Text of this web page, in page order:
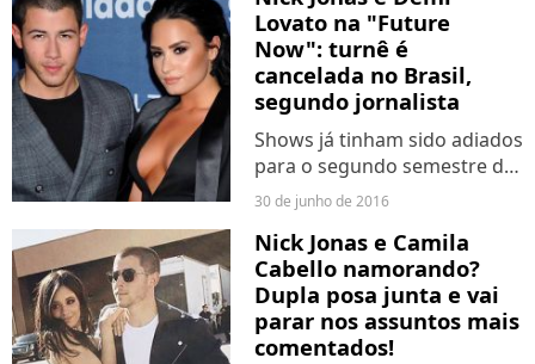
Lovato na "Future
Now": turnê é
cancelada no Brasil,
segundo jornalista
Shows já tinham sido adiados
para o segundo semestre de
2016.
30 de junho de 2016
Nick Jonas e Camila
Cabello namorando?
Dupla posa junta e vai
parar nos assuntos mais
comentados!